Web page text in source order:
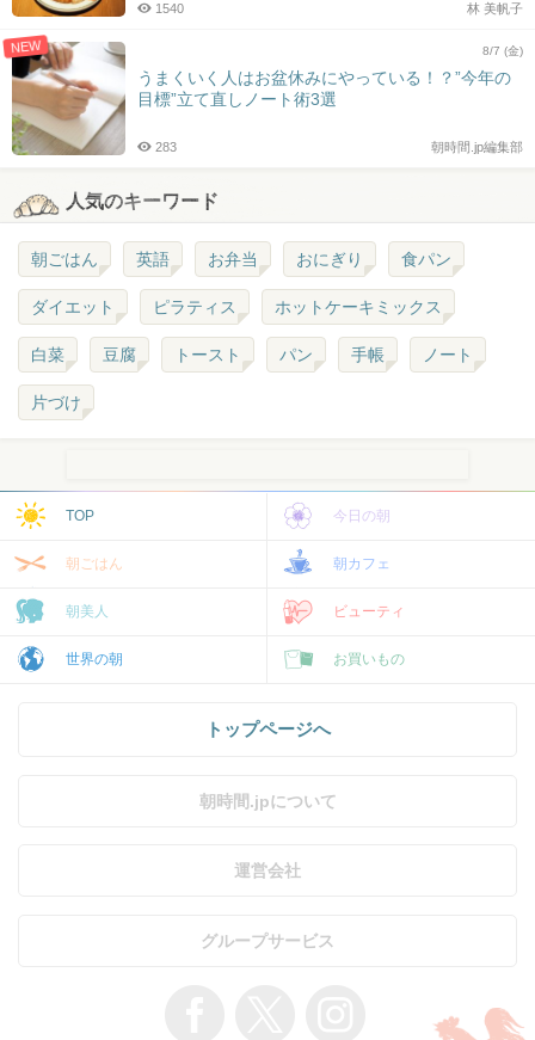
林 美帆子
1540
NEW 8/7 (金)
うまくいく人はお盆休みにやっている！？”今年の
目標”立て直しノート術3選
朝時間.jp編集部
283
人気のキーワード
朝ごはん 英語 お弁当 おにぎり 食パン
ダイエット ピラティス ホットケーキミックス
白菜 豆腐 トースト パン 手帳 ノート
片づけ
TOP 今日の朝
朝ごはん 朝カフェ
朝美人 ビューティ
世界の朝 お買いもの
トップページへ
朝時間.jpについて
運営会社
グループサービス